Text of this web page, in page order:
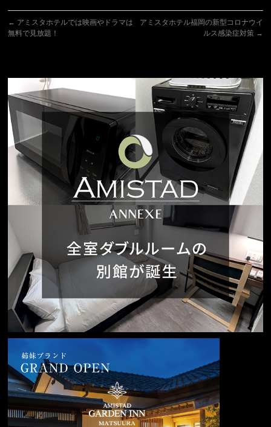
← アミスタホテルでは映画やドラマは
無料で見放題！
アミスタホテル福岡の新型コロナウイ
ルス感染症対策 →